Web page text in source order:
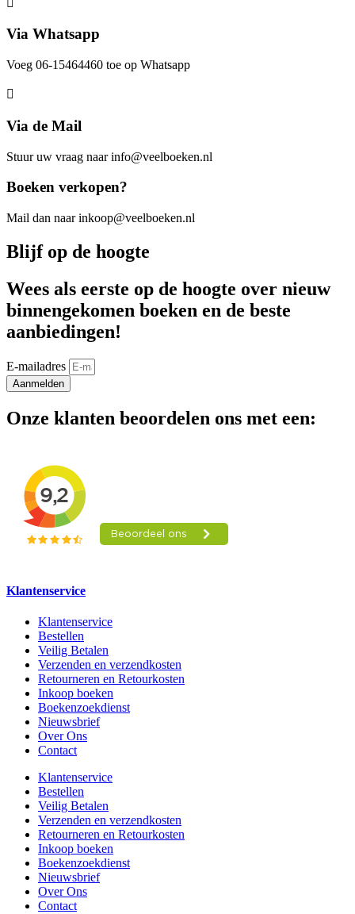
Via Whatsapp
Voeg 06-15464460 toe op Whatsapp
Via de Mail
Stuur uw vraag naar info@veelboeken.nl
Boeken verkopen?
Mail dan naar inkoop@veelboeken.nl
Blijf op de hoogte
Wees als eerste op de hoogte over nieuw
binnengekomen boeken en de beste
aanbiedingen!
E-mailadres
Aanmelden
Onze klanten beoordelen ons met een:
Klantenservice
Klantenservice
Bestellen
Veilig Betalen
Verzenden en verzendkosten
Retourneren en Retourkosten
Inkoop boeken
Boekenzoekdienst
Nieuwsbrief
Over Ons
Contact
Klantenservice
Bestellen
Veilig Betalen
Verzenden en verzendkosten
Retourneren en Retourkosten
Inkoop boeken
Boekenzoekdienst
Nieuwsbrief
Over Ons
Contact